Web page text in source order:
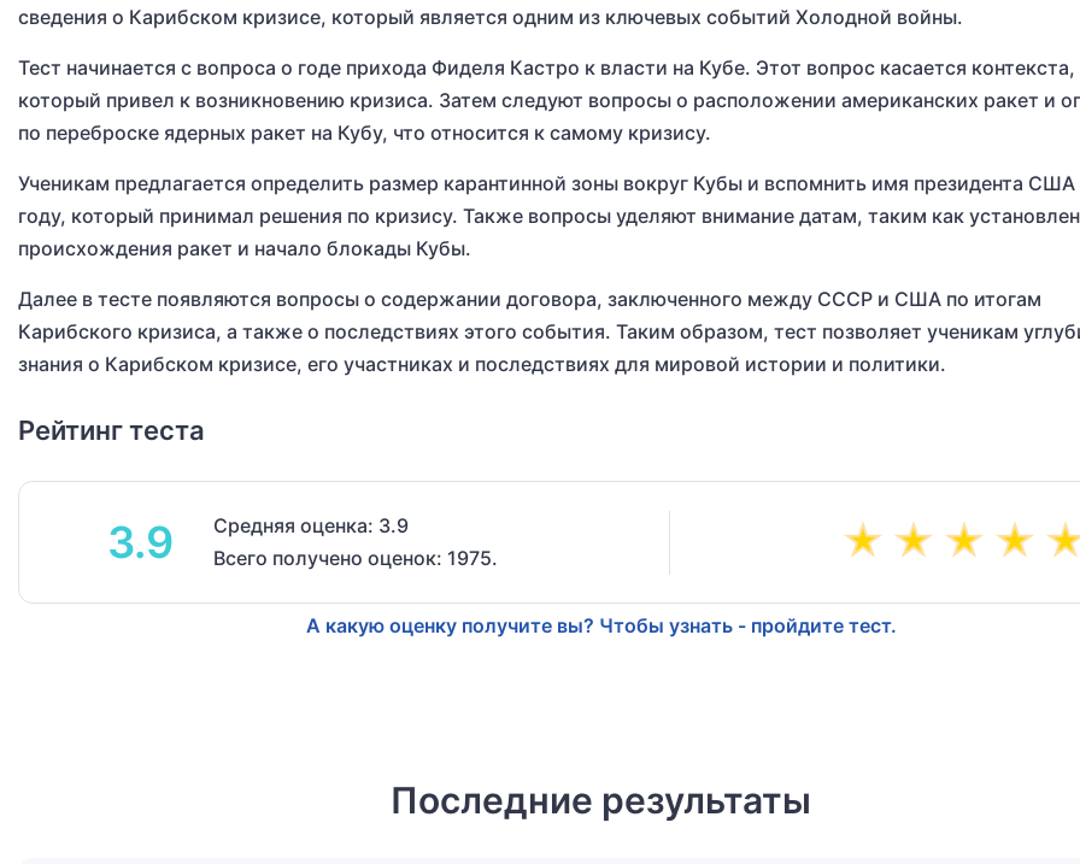
сведения о Карибском кризисе, который является одним из ключевых событий Холодной войны.
Тест начинается с вопроса о годе прихода Фиделя Кастро к власти на Кубе. Этот вопрос касается контекста,
который привел к возникновению кризиса. Затем следуют вопросы о расположении американских ракет и
по переброске ядерных ракет на Кубу, что относится к самому кризису.
Ученикам предлагается определить размер карантинной зоны вокруг Кубы и вспомнить имя президента США
году, который принимал решения по кризису. Также вопросы уделяют внимание датам, таким как
происхождения ракет и начало блокады Кубы.
Далее в тесте появляются вопросы о содержании договора, заключенного между СССР и США по итогам
Карибского кризиса, а также о последствиях этого события. Таким образом, тест позволяет ученикам
знания о Карибском кризисе, его участниках и последствиях для мировой истории и политики.
Рейтинг теста
3.9
Средняя оценка: 3.9
Всего получено оценок: 1975.
А какую оценку получите вы? Чтобы узнать - пройдите тест.
Последние результаты